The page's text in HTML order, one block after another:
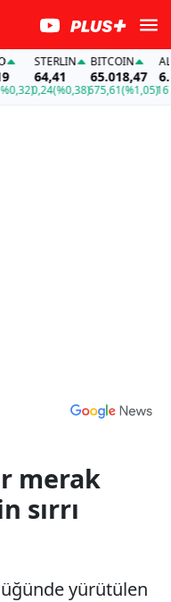
STERLIN
64,41
0,24(%0,38)
BITCOIN
65.018,47
675,61(%1,05)
merak
sırrı
yürütülen